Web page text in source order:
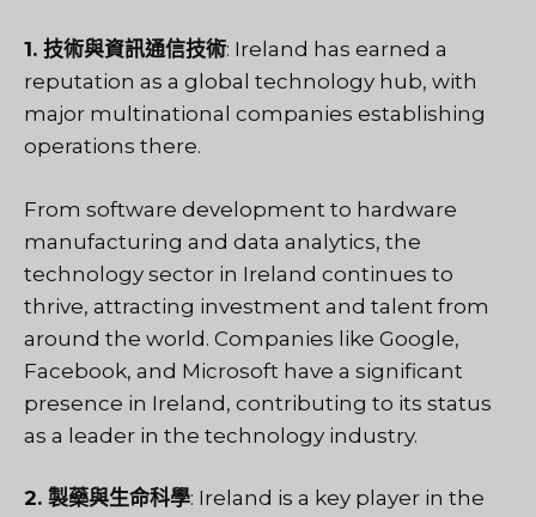
1. 技術與資訊通信技術: Ireland has earned a
reputation as a global technology hub, with
major multinational companies establishing
operations there.
From software development to hardware
manufacturing and data analytics, the
technology sector in Ireland continues to
thrive, attracting investment and talent from
around the world. Companies like Google,
Facebook, and Microsoft have a significant
presence in Ireland, contributing to its status
as a leader in the technology industry.
2. 製藥與生命科學: Ireland is a key player in the